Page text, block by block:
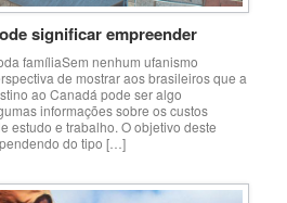
significar empreender
famíliaSem nenhum ufanismo
de mostrar aos brasileiros que a
ao Canadá pode ser algo
informações sobre os custos
estudo e trabalho. O objetivo deste
do tipo […]